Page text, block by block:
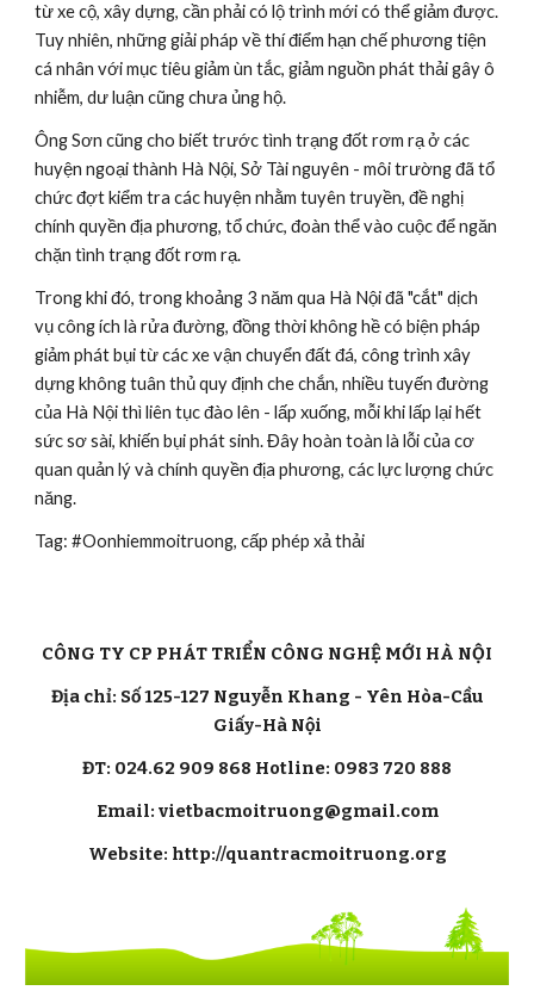
từ xe cộ, xây dựng, cần phải có lộ trình mới có thể giảm được.
Tuy nhiên, những giải pháp về thí điểm hạn chế phương tiện
cá nhân với mục tiêu giảm ùn tắc, giảm nguồn phát thải gây ô
nhiễm, dư luận cũng chưa ủng hộ.
Ông Sơn cũng cho biết trước tình trạng đốt rơm rạ ở các
huyện ngoại thành Hà Nội, Sở Tài nguyên - môi trường đã tổ
chức đợt kiểm tra các huyện nhằm tuyên truyền, đề nghị
chính quyền địa phương, tổ chức, đoàn thể vào cuộc để ngăn
chặn tình trạng đốt rơm rạ.
Trong khi đó, trong khoảng 3 năm qua Hà Nội đã "cắt" dịch
vụ công ích là rửa đường, đồng thời không hề có biện pháp
giảm phát bụi từ các xe vận chuyển đất đá, công trình xây
dựng không tuân thủ quy định che chắn, nhiều tuyến đường
của Hà Nội thì liên tục đào lên - lấp xuống, mỗi khi lấp lại hết
sức sơ sài, khiến bụi phát sinh. Đây hoàn toàn là lỗi của cơ
quan quản lý và chính quyền địa phương, các lực lượng chức
năng.
Tag: #Oonhiemmoitruong, cấp phép xả thải
CÔNG TY CP PHÁT TRIỂN CÔNG NGHỆ MỚI HÀ NỘI
Địa chỉ: Số 125-127 Nguyễn Khang - Yên Hòa-Cầu
Giấy-Hà Nội
ĐT: 024.62 909 868 Hotline: 0983 720 888
Email: vietbacmoitruong@gmail.com
Website: http://quantracmoitruong.org